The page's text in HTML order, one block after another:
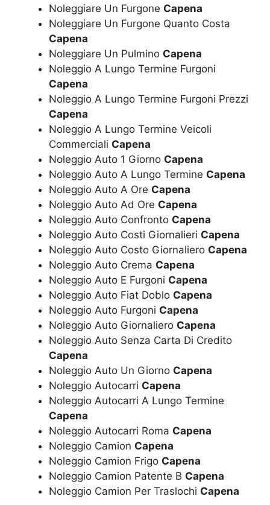
Noleggiare Un Furgone Capena
Noleggiare Un Furgone Quanto Costa
Capena
Noleggiare Un Pulmino Capena
Noleggio A Lungo Termine Furgoni
Capena
Noleggio A Lungo Termine Furgoni Prezzi
Capena
Noleggio A Lungo Termine Veicoli
Commerciali Capena
Noleggio Auto 1 Giorno Capena
Noleggio Auto A Lungo Termine Capena
Noleggio Auto A Ore Capena
Noleggio Auto Ad Ore Capena
Noleggio Auto Confronto Capena
Noleggio Auto Costi Giornalieri Capena
Noleggio Auto Costo Giornaliero Capena
Noleggio Auto Crema Capena
Noleggio Auto E Furgoni Capena
Noleggio Auto Fiat Doblo Capena
Noleggio Auto Furgoni Capena
Noleggio Auto Giornaliero Capena
Noleggio Auto Senza Carta Di Credito
Capena
Noleggio Auto Un Giorno Capena
Noleggio Autocarri Capena
Noleggio Autocarri A Lungo Termine
Capena
Noleggio Autocarri Roma Capena
Noleggio Camion Capena
Noleggio Camion Frigo Capena
Noleggio Camion Patente B Capena
Noleggio Camion Per Traslochi Capena